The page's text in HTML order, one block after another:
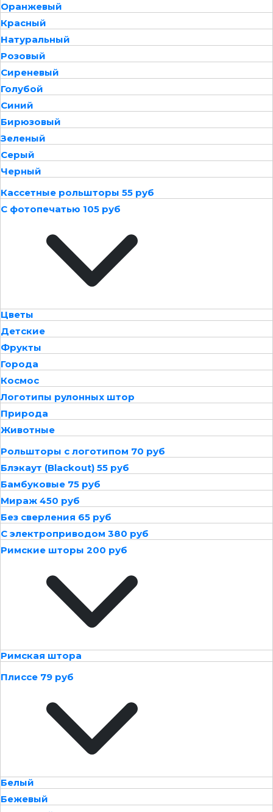
Оранжевый
Красный
Натуральный
Розовый
Сиреневый
Голубой
Синий
Бирюзовый
Зеленый
Серый
Черный
Кассетные рольшторы 55 руб
С фотопечатью 105 руб
Цветы
Детские
Фрукты
Города
Космос
Логотипы рулонных штор
Природа
Животные
Рольшторы с логотипом 70 руб
Блэкаут (Blackout) 55 руб
Бамбуковые 75 руб
Мираж 450 руб
Без сверления 65 руб
С электроприводом 380 руб
Римские шторы 200 руб
Римская штора
Плиссе 79 руб
Белый
Бежевый